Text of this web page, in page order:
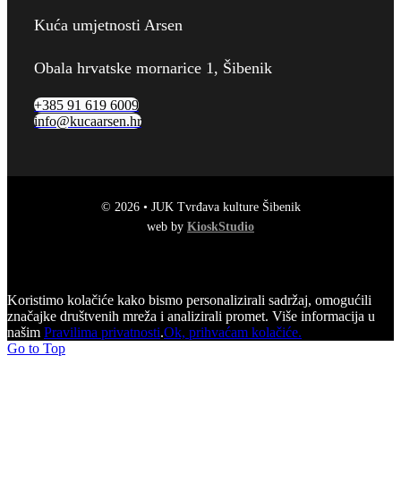
Kuća umjetnosti Arsen
Obala hrvatske mornarice 1, Šibenik
+385 91 619 6009
info@kucaarsen.hr
© 2026 • JUK Tvrđava kulture Šibenik
web by KioskStudio
Koristimo kolačiće kako bismo personalizirali sadržaj, omogućili
značajke društvenih mreža i analizirali promet. Više informacija u
našim Pravilima privatnosti.Ok, prihvaćam kolačiće.
Go to Top